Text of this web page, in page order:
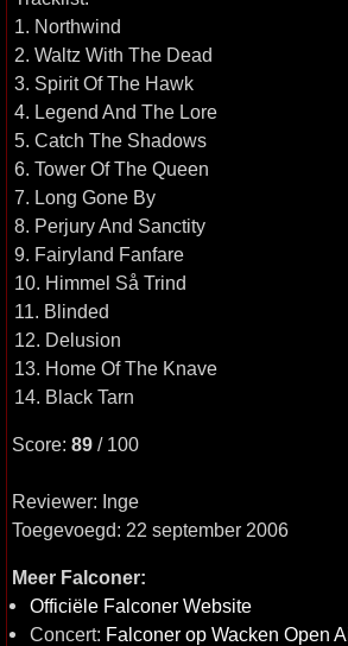
1. Northwind
2. Waltz With The Dead
3. Spirit Of The Hawk
4. Legend And The Lore
5. Catch The Shadows
6. Tower Of The Queen
7. Long Gone By
8. Perjury And Sanctity
9. Fairyland Fanfare
10. Himmel Så Trind
11. Blinded
12. Delusion
13. Home Of The Knave
14. Black Tarn
Score: 89 / 100
Reviewer: Inge
Toegevoegd: 22 september 2006
Meer Falconer:
Officiële Falconer Website
Concert: Falconer op Wacken Open